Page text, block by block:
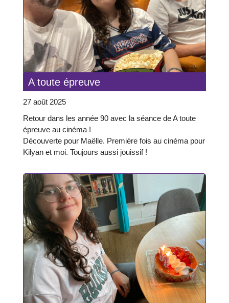
A toute épreuve
27 août 2025
Retour dans les année 90 avec la séance de A toute
épreuve au cinéma !
Découverte pour Maëlle. Première fois au cinéma pour
Kilyan et moi. Toujours aussi jouissif !